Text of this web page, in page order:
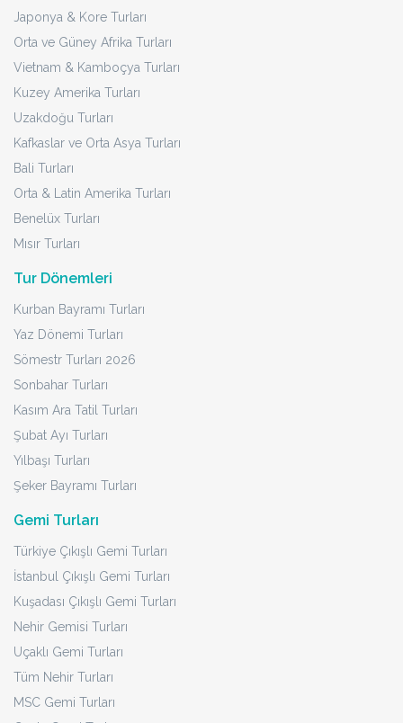
Japonya & Kore Turları
Orta ve Güney Afrika Turları
Vietnam & Kamboçya Turları
Kuzey Amerika Turları
Uzakdoğu Turları
Kafkaslar ve Orta Asya Turları
Bali Turları
Orta & Latin Amerika Turları
Benelüx Turları
Mısır Turları
Tur Dönemleri
Kurban Bayramı Turları
Yaz Dönemi Turları
Sömestr Turları 2026
Sonbahar Turları
Kasım Ara Tatil Turları
Şubat Ayı Turları
Yılbaşı Turları
Şeker Bayramı Turları
Gemi Turları
Türkiye Çıkışlı Gemi Turları
İstanbul Çıkışlı Gemi Turları
Kuşadası Çıkışlı Gemi Turları
Nehir Gemisi Turları
Uçaklı Gemi Turları
Tüm Nehir Turları
MSC Gemi Turları